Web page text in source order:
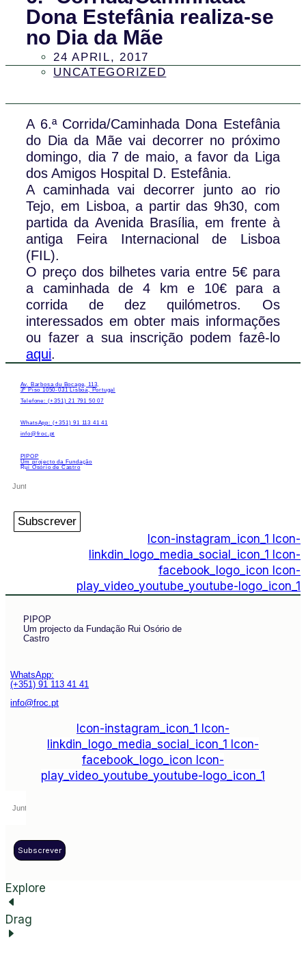
Dona Estefânia realiza-se
no Dia da Mãe
24 APRIL, 2017
UNCATEGORIZED
A 6.ª Corrida/Caminhada Dona Estefânia
do Dia da Mãe vai decorrer no próximo
domingo, dia 7 de maio, a favor da Liga
dos Amigos Hospital D. Estefânia.
A caminhada vai decorrer junto ao rio
Tejo, em Lisboa, a partir das 9h30, com
partida da Avenida Brasília, em frente à
antiga Feira Internacional de Lisboa
(FIL).
O preço dos bilhetes varia entre 5€ para
a caminhada de 4 km e 10€ para a
corrida de dez quilómetros. Os
interessados em obter mais informações
ou fazer a sua inscrição podem fazê-lo
aqui.
Av. Barbosa du Bocage, 113,
3º Piso 1050-031 Lisboa, Portugal
Telefone: (+351) 21 791 50 07
WhatsApp: (+351) 91 113 41 41
info@froc.pt
PIPOP
Um projecto da Fundação
Rui Osório de Castro
Subscrever
Icon-instagram_icon_1
Icon-
linkdin_logo_media_social_icon_1
Icon-
facebook_logo_icon Icon-
play_video_youtube_youtube-logo_icon_1
PIPOP
Um projecto da Fundação Rui Osório de
Castro
WhatsApp:
(+351) 91 113 41 41
info@froc.pt
Icon-instagram_icon_1
Icon-
linkdin_logo_media_social_icon_1
Icon-
facebook_logo_icon Icon-
play_video_youtube_youtube-logo_icon_1
Subscrever
Explore
Drag